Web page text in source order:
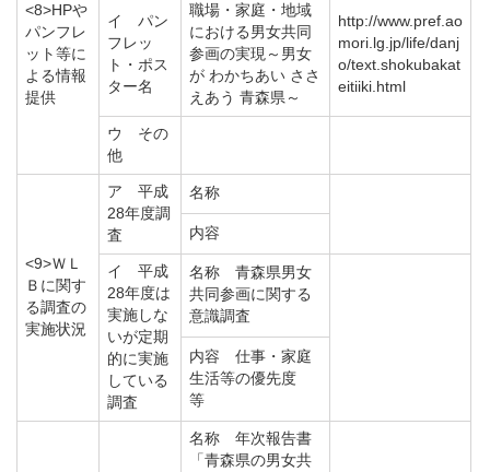
<8>HPや
パンフレ
ット等に
よる情報
提供
イ パン
フレッ
ト・ポス
ター名
職場・家庭・地域
における男女共同
参画の実現～男女
が わかちあい ささ
えあう 青森県～
http://www.pref.ao
mori.lg.jp/life/danj
o/text.shokubakat
eitiiki.html
ウ その
他
<9>ＷＬ
Ｂに関す
る調査の
実施状況
ア 平成
28年度調
査
名称
内容
イ 平成
28年度は
実施しな
いが定期
的に実施
している
調査
名称 青森県男女
共同参画に関する
意識調査
内容 仕事・家庭
生活等の優先度
等
名称 年次報告書
「青森県の男女共